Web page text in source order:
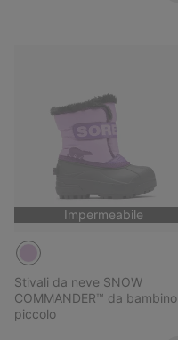
Impermeabile
Stivali da neve SNOW
COMMANDER™ da bambino
piccolo